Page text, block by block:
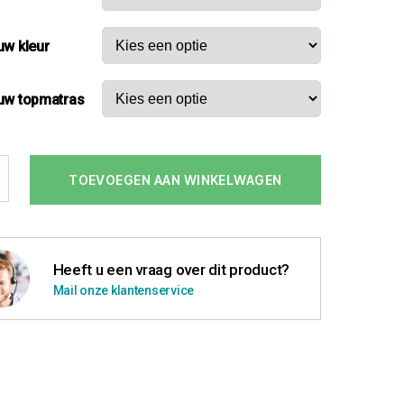
kleur
topmatras
TOEVOEGEN AAN WINKELWAGEN
Heeft u een vraag over dit product?
Mail onze klantenservice